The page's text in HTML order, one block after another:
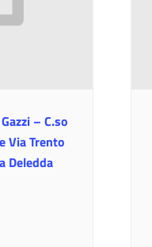
– C.so
Via Trento
Deledda